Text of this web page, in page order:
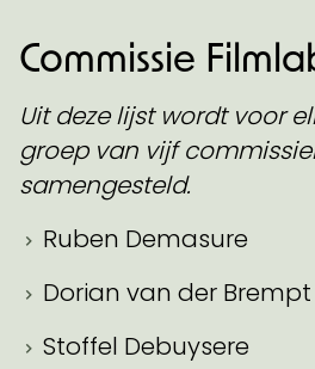
Commissie
Uit deze lijst wordt voor
groep van vijf
samengesteld.
Ruben Demasure
Dorian van der Brempt
Stoffel Debuysere